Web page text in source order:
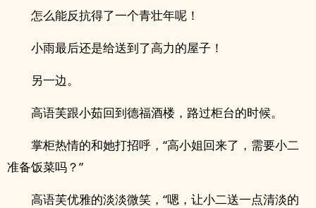
怎么能反抗得了一个青壮年呢！
小雨最后还是给送到了高力的屋子！
另一边。
高语芙跟小茹回到德福酒楼，路过柜台的时候。
掌柜热情的和她打招呼，“高小姐回来了，需要小二
准备饭菜吗？”
高语芙优雅的淡淡微笑，“嗯，让小二送一点清淡的